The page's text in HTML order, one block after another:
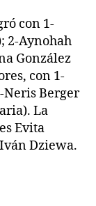
con 1-
2-Aynohah
González
con 1-
Neris Berger
La
Evita
Dziewa.